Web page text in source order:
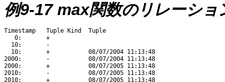
例9-17 max関数のリレーショ
Timestamp   Tuple Kind  Tuple
   0:       +
  10:       -
  10:       +           08/07/2004 11:13:48
2000:       -           08/07/2004 11:13:48
2000:       +           08/07/2005 11:13:48
2010:       -           08/07/2005 11:13:48
2010:       +           08/07/2005 11:13:48